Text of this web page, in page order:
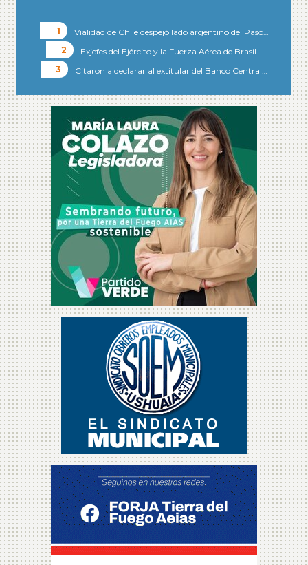
Vialidad de Chile despejó lado argentino del Paso…
Exjefes del Ejército y la Fuerza Aérea de Brasil…
Citaron a declarar al extitular del Banco Central…